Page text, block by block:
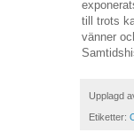
till trots
vänner
Upplagd
Etiketter: